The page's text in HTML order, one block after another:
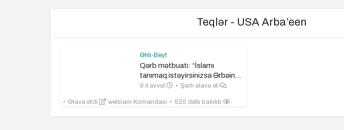
Teqlər - USA Arba’een
Əhli-Beyt
Qərb mətbuatı: “İslamı
tanımaq istəyirsinizsə Ərbəin...
8 il əvvəl Şərh əlavə et
Əlavə etdi weIslam Komandası 520 dəfə baxılıb